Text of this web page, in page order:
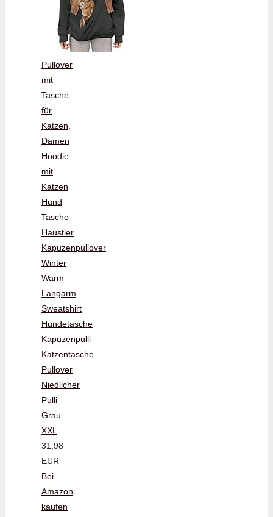
Pullover
mit
Tasche
für
Katzen,
Damen
Hoodie
mit
Katzen
Hund
Tasche
Haustier
Kapuzenpullover
Winter
Warm
Langarm
Sweatshirt
Hundetasche
Kapuzenpulli
Katzentasche
Pullover
Niedlicher
Pulli
Grau
XXL
31,98
EUR
Bei
Amazon
kaufen